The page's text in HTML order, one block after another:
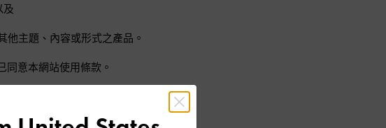
及
他主題、內容或形式之產品。
同意本網站使用條款。